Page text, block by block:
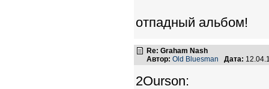
отпадный альбом!
Re: Graham Nash
Автор: Old Bluesman Дата:
2Ourson: